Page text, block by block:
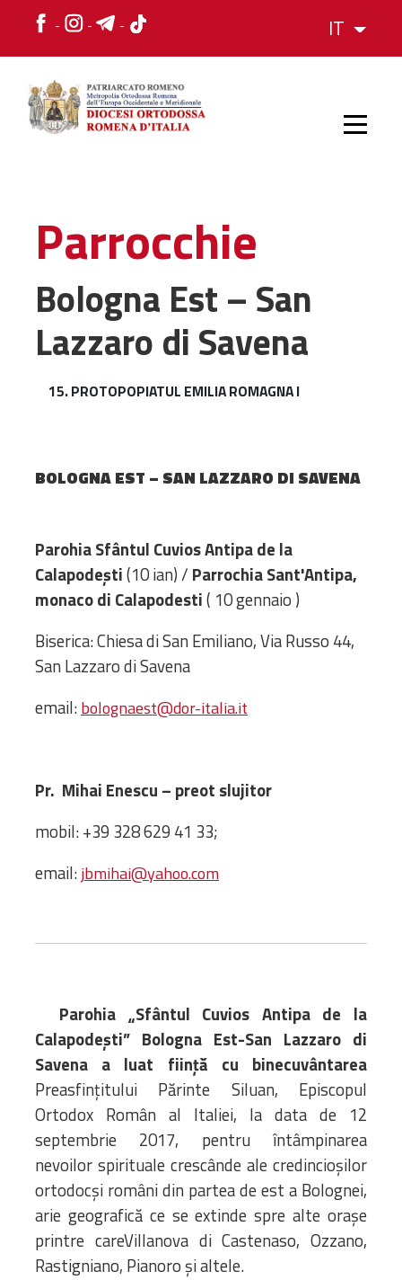
IT
STORIA
VESCOVO
L'ORGANIZZAZIONE
La Struttura
Monasteri,
Diaconie
Associazioni e
Centri
Cimiteri
Parrocchie
RISORSE
Apostolia Italia
Lettere pastorali
Risorse multimediali
Opinioni Ortodosse
Dalla vita
Lectura Lunii
Prezentarea
Parohiilor
CONTATTI
Parrocchie
Bologna Est – San
Lazzaro di Savena
15. PROTOPOPIATUL EMILIA ROMAGNA I
BOLOGNA EST – SAN LAZZARO DI SAVENA
Parohia Sfântul Cuvios Antipa de la
Calapodești(10 ian) / Parrochia Sant'Antipa,
monaco di Calapodesti( 10 gennaio )
Biserica: Chiesa di San Emiliano, Via Russo 44,
San Lazzaro di Savena
email:bolognaest@dor-italia.it
Pr. Mihai Enescu – preot slujitor
mobil: +39 328 629 41 33;
email:jbmihai@yahoo.com
Parohia „Sfântul Cuvios Antipa de la
Calapodești” Bologna Est-San Lazzaro di
Savena a luat ființă cu binecuvântarea
Preasfințitului Părinte Siluan, Episcopul
Ortodox Român al Italiei, la data de 12
septembrie 2017, pentru întâmpinarea
nevoilor spirituale crescânde ale credincioșilor
ortodocși români din partea de est a Bolognei,
arie geografică ce se extinde spre alte orașe
printre careVillanova di Castenaso, Ozzano,
Rastigniano, Pianoro și altele.